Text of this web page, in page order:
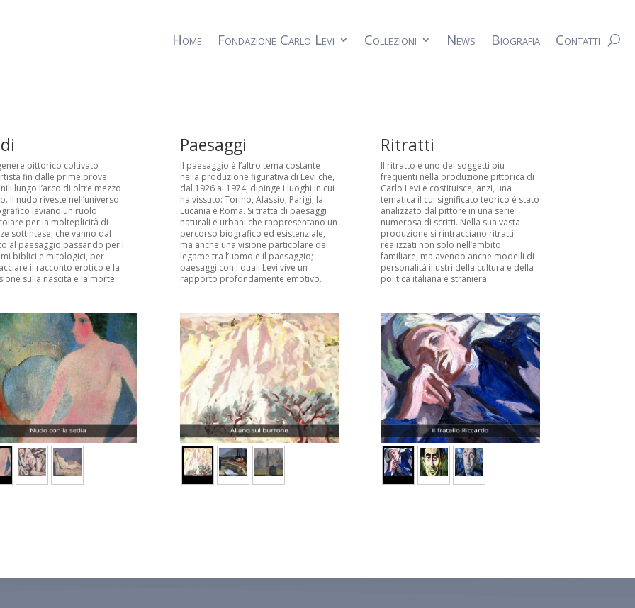
Home Fondazione Carlo Levi Collezioni News Biografia Contatti
genere pittorico coltivato
fin dalle prime prove
lungo l’arco di oltre mezzo
Il nudo riveste nell’universo
leviano un ruolo
per la molteplicità di
sottintese, che vanno dal
al paesaggio passando per i
biblici e mitologici, per
il racconto erotico e la
sulla nascita e la morte.
Paesaggi
Il paesaggio è l’altro tema costante
nella produzione figurativa di Levi che,
dal 1926 al 1974, dipinge i luoghi in cui
ha vissuto: Torino, Alassio, Parigi, la
Lucania e Roma. Si tratta di paesaggi
naturali e urbani che rappresentano un
percorso biografico ed esistenziale,
ma anche una visione particolare del
legame tra l’uomo e il paesaggio;
paesaggi con i quali Levi vive un
rapporto profondamente emotivo.
Ritratti
Il ritratto è uno dei soggetti più
frequenti nella produzione pittorica di
Carlo Levi e costituisce, anzi, una
tematica il cui significato teorico è stato
analizzato dal pittore in una serie
numerosa di scritti. Nella sua vasta
produzione si rintracciano ritratti
realizzati non solo nell’ambito
familiare, ma avendo anche modelli di
personalità illustri della cultura e della
politica italiana e straniera.